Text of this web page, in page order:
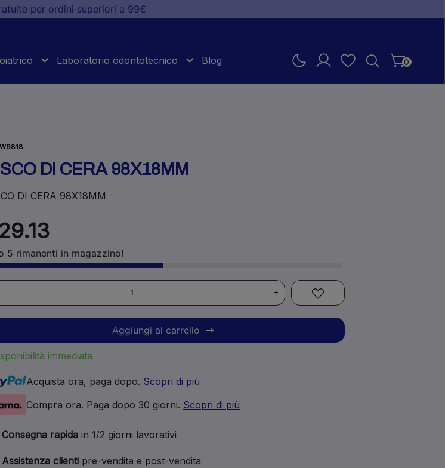
per ordini superiori a 99€
Laboratorio odontotecnico Blog 0
DI CERA 98X18MM
DI CERA 98X18MM
5 rimanenti in magazzino!
+
Aggiungi al carrello
immediata
Acquista ora, paga dopo. Scopri di più
Compra ora. Paga dopo 30 giorni. Scopri di più
Consegna rapida in 1/2 giorni lavorativi
Assistenza clienti pre-vendita e post-vendita